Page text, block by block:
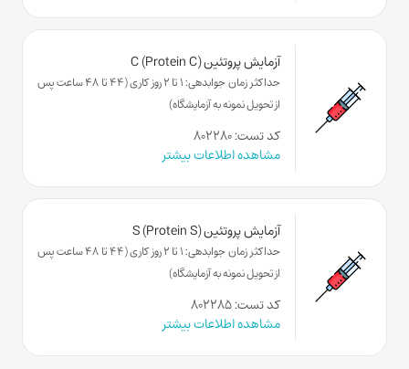
آزمایش پروتئین C (Protein C)
حداکثر زمان جوابدهی: 1 تا 2 روز کاری (44 تا 48 ساعت پس
از تحویل نمونه به آزمایشگاه)
کد تست: ۸۰۲۲۸۰
مشاهده اطلاعات بیشتر
آزمایش پروتئین S (Protein S)
حداکثر زمان جوابدهی: 1 تا 2 روز کاری (44 تا 48 ساعت پس
از تحویل نمونه به آزمایشگاه)
کد تست: ۸۰۲۲۸۵
مشاهده اطلاعات بیشتر